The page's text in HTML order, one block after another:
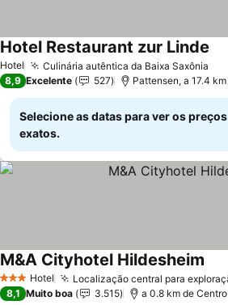
Hotel Culinária autêntica da Baixa Saxônia
Hotel Restaurant zur Linde
8,9 Excelente 527 Pattensen, a 17.4
Selecione as datas para ver os preços
exatos.
3 EstrelasHotel Localização central para
M&A Cityhotel Hildesheim
8,1 Muito boa 3.515 a 0.8 km de